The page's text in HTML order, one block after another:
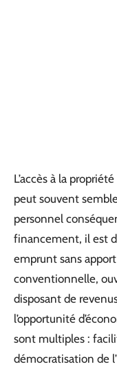
L’accès à la
peut souvent
personnel
financement, il est
emprunt sans
conventionnelle,
disposant de
l’opportunité
sont multiples :
démocratisation de